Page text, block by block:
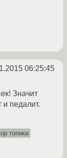
06:25:45
Значит
педалит.
топика